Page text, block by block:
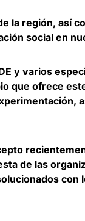
la región, así
social en
y varios
que ofrece
de las
con